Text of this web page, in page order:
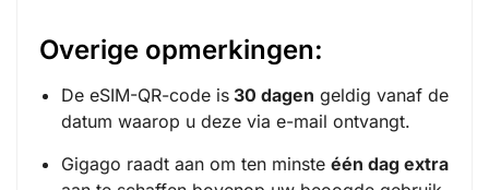
Overige opmerkingen:
De eSIM-QR-code is 30 dagen geldig vanaf de
datum waarop u deze via e-mail ontvangt.
Gigago raadt aan om ten minste één dag extra